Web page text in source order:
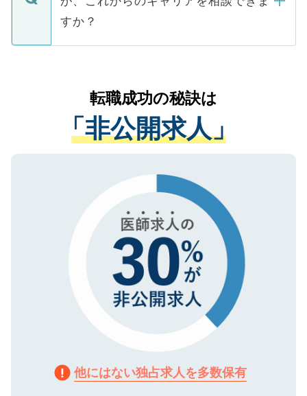
ています。
ご本人のキャリアアップおよび転職活動の
支援を目的に使用いたします。お預かりし
ているすべての個人データはご本人の許可
は、個人情報の取り扱いについての厳密な
管理基準を満たした事業者のみに付与され
る、プライバシーマークを取得済みです。
で、機密保持に関してもご安心ください。
すか？
かがいして、現在の医療機関の状況や紹介
経験をまじえながら、適切なアドバイスを
させていただきます。すぐにご転職をされ
ない方には、長期的なサポートが可能です
ので、まずはご登録ください。
転職成功の秘訣は
「非公開求人」
他にはない独占求人を多数保有